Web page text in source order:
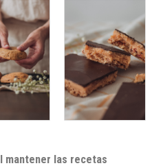
mantener las recetas